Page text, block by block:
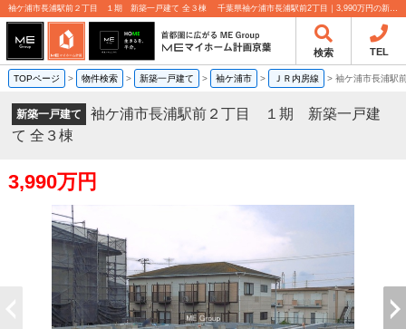
袖ケ浦市長浦駅前２丁目 １期 新築一戸建て 全３棟 千葉県袖ケ浦市長浦駅前2丁目｜3,990万円の新築一戸建て｜分譲住宅や新築物件｜MEマイホーム計画京葉株式会社
検索 TEL
TOPページ > 物件検索 > 新築一戸建て > 袖ケ浦市 > ＪＲ内房線 > 袖ケ浦市長浦
新築一戸建て
袖ケ浦市長浦駅前２丁目 １期 新築一戸建
て 全３棟
3,990万円